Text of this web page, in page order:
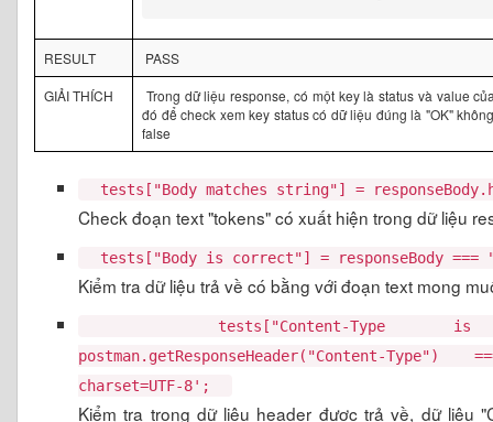
RESULT
PASS
GIẢI THÍCH
Trong dữ liệu response, có một key là status và value
đó để check xem key status có dữ liệu đúng là "OK"
false
tests["Body matches string"] =
Check đoạn text "tokens" có xuất hiện trong dữ liệu
tests["Body is correct"] = responseBody ===
Kiểm tra dữ liệu trả về có bằng với đoạn text mong
tests["Content-Type
postman.getResponseHeader("Content-
charset=UTF-8';
Kiểm tra trong dữ liệu header được trả về, dữ liệu